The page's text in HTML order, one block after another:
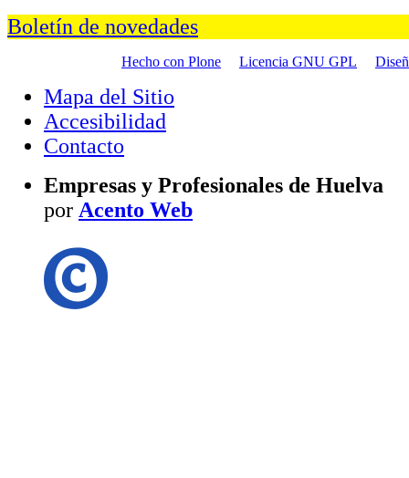
Boletín de novedades
Hecho con Plone Licencia GNU GPL
Mapa del Sitio
Accesibilidad
Contacto
Empresas y Profesionales de Huelva
por Acento Web